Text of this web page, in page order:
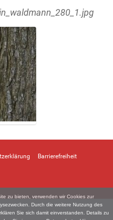
zu bieten, verwenden wir Cookies zur
Durch die weitere Nutzung des
Sie sich damit einverstanden. Details zu
Barrierefreiheit